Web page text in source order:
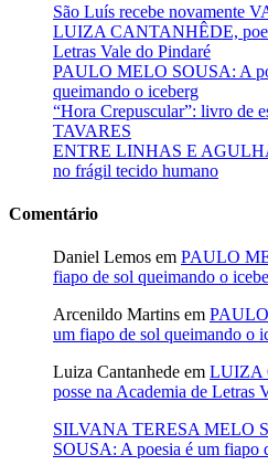
São Luís recebe novamente
LUIZA CANTANHÊDE,
Letras Vale do Pindaré
PAULO MELO SOUSA: A
queimando o iceberg
“Hora Crepuscular”: livro de
TAVARES
ENTRE LINHAS E
no frágil tecido humano
Comentário
Daniel Lemos em PAULO
fiapo de sol queimando o
Arcenildo Martins em
um fiapo de sol queimando o
Luiza Cantanhede em LUIZA
posse na Academia de Letras
SILVANA TERESA MELO
SOUSA: A poesia é um fiapo